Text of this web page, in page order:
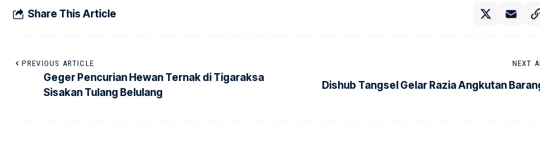
Share This Article
PREVIOUS ARTICLE
Geger Pencurian Hewan Ternak di Tigaraksa
Sisakan Tulang Belulang
NEXT
Dishub Tangsel Gelar Razia Angkutan